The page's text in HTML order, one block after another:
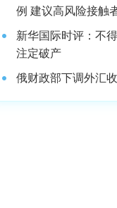
例 建议高风险接触
新华国际时评：不
注定破产
俄财政部下调外汇